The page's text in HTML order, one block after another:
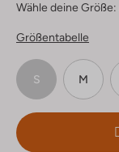
Wähle deine Größe:
Größentabelle
S M